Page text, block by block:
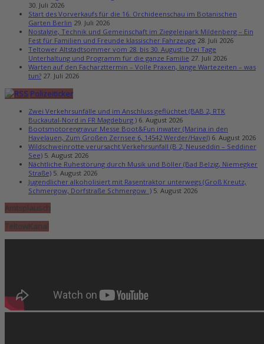
30. Juli 2026
Start des Vorverkaufs für die 16. Orchideenschau im Botanischen
Garten Berlin 29. Juli 2026
Nostalgie, Technik und Gemeinschaft im Ziegeleipark Mildenberg – Ein
Fest für Familien und Freunde klassischer Fahrzeuge 28. Juli 2026
Teltower Altstadtsommer vom 28. bis 30. August: Drei Tage
Unterhaltung und Programm für die ganze Familie 27. Juli 2026
Warten auf den Facharzttermin – Volle Praxen, lange Wartezeiten – was
tun? 27. Juli 2026
Polizeiticker
Zwei Verkehrsunfälle und im Anschluss geflüchtet (BAB 2, RTK
Buckautal-Nord in FR Magdeburg ) 6. August 2026
Bootsmotorengravur Messe Boot&Fun inwater (Marina in den
Havelauen, Zum Großen Zernsee 6, 14542 Werder/Havel) 6. August 2026
Wildschweinrotte verursacht Verkehrsunfall (B 2, Neuseddin – Seddiner
See) 5. August 2026
Nächtliche Ruhestörung durch Musik und Böller (Bad Belzig, Niemegker
Straße) 5. August 2026
Jugendlicher alkoholisiert mit Rasentraktor unterwegs (Groß Kreutz,
Schmergow, Dorfstraße Schmergow ) 5. August 2026
Amtsplausch
TeltowKanal